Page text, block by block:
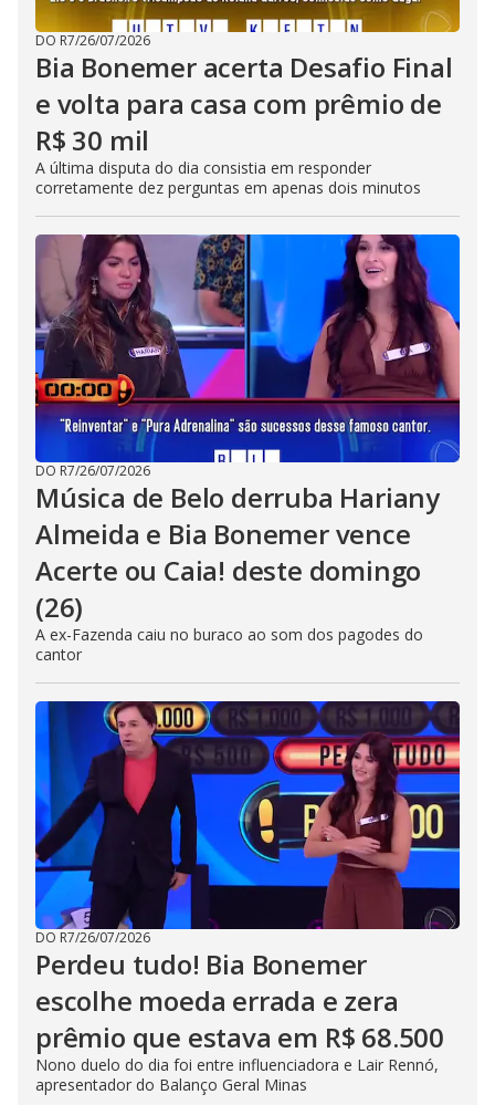
DO R7/26/07/2026
Bia Bonemer acerta Desafio Final
e volta para casa com prêmio de
R$ 30 mil
A última disputa do dia consistia em responder
corretamente dez perguntas em apenas dois minutos
DO R7/26/07/2026
Música de Belo derruba Hariany
Almeida e Bia Bonemer vence
Acerte ou Caia! deste domingo
(26)
A ex-Fazenda caiu no buraco ao som dos pagodes do
cantor
DO R7/26/07/2026
Perdeu tudo! Bia Bonemer
escolhe moeda errada e zera
prêmio que estava em R$ 68.500
Nono duelo do dia foi entre influenciadora e Lair Rennó,
apresentador do Balanço Geral Minas